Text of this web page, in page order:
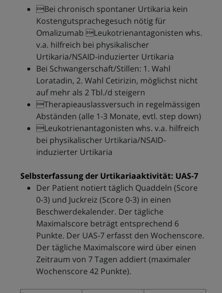
Bei chronisch spontaner Urtikaria kein
Kostengutsprachegesuch nötig für
Omalizumab Leukotrienantagonisten whs.
v.a. hilfreich bei physikalischer
Urtikaria/NSAID-induzierter Urtikaria
Bei Schwangerschaft/Stillen: 1. Wahl
Loratadin, 2. Wahl Cetirizin, möglichst nicht
auf mehr als 2 Tbl./d steigern
Therapieauslassversuch in regelmässigen
Abständen (alle 1-3 Monate, evtl. step down)
Leukotrienantagonisten whs. v.a. hilfreich
bei physikalischer Urtikaria/NSAID-
induzierter Urtikaria
Selbsterfassung der Urtikariaaktivität: UAS-7
Der Patient notiert täglich Quaddeln (Score
0-3) und Juckreiz (Score 0-3) in einen
Beschwerdekalender. Der tägliche
Maximalscore beträgt entsprechend 6
Punkte. Der UAS-7 erfasst den Wochenscore.
Der tägliche Maximalscore wird über einen
Zeitraum von 7 Tagen addiert (maximaler
Wochenscore 42 Punkte).